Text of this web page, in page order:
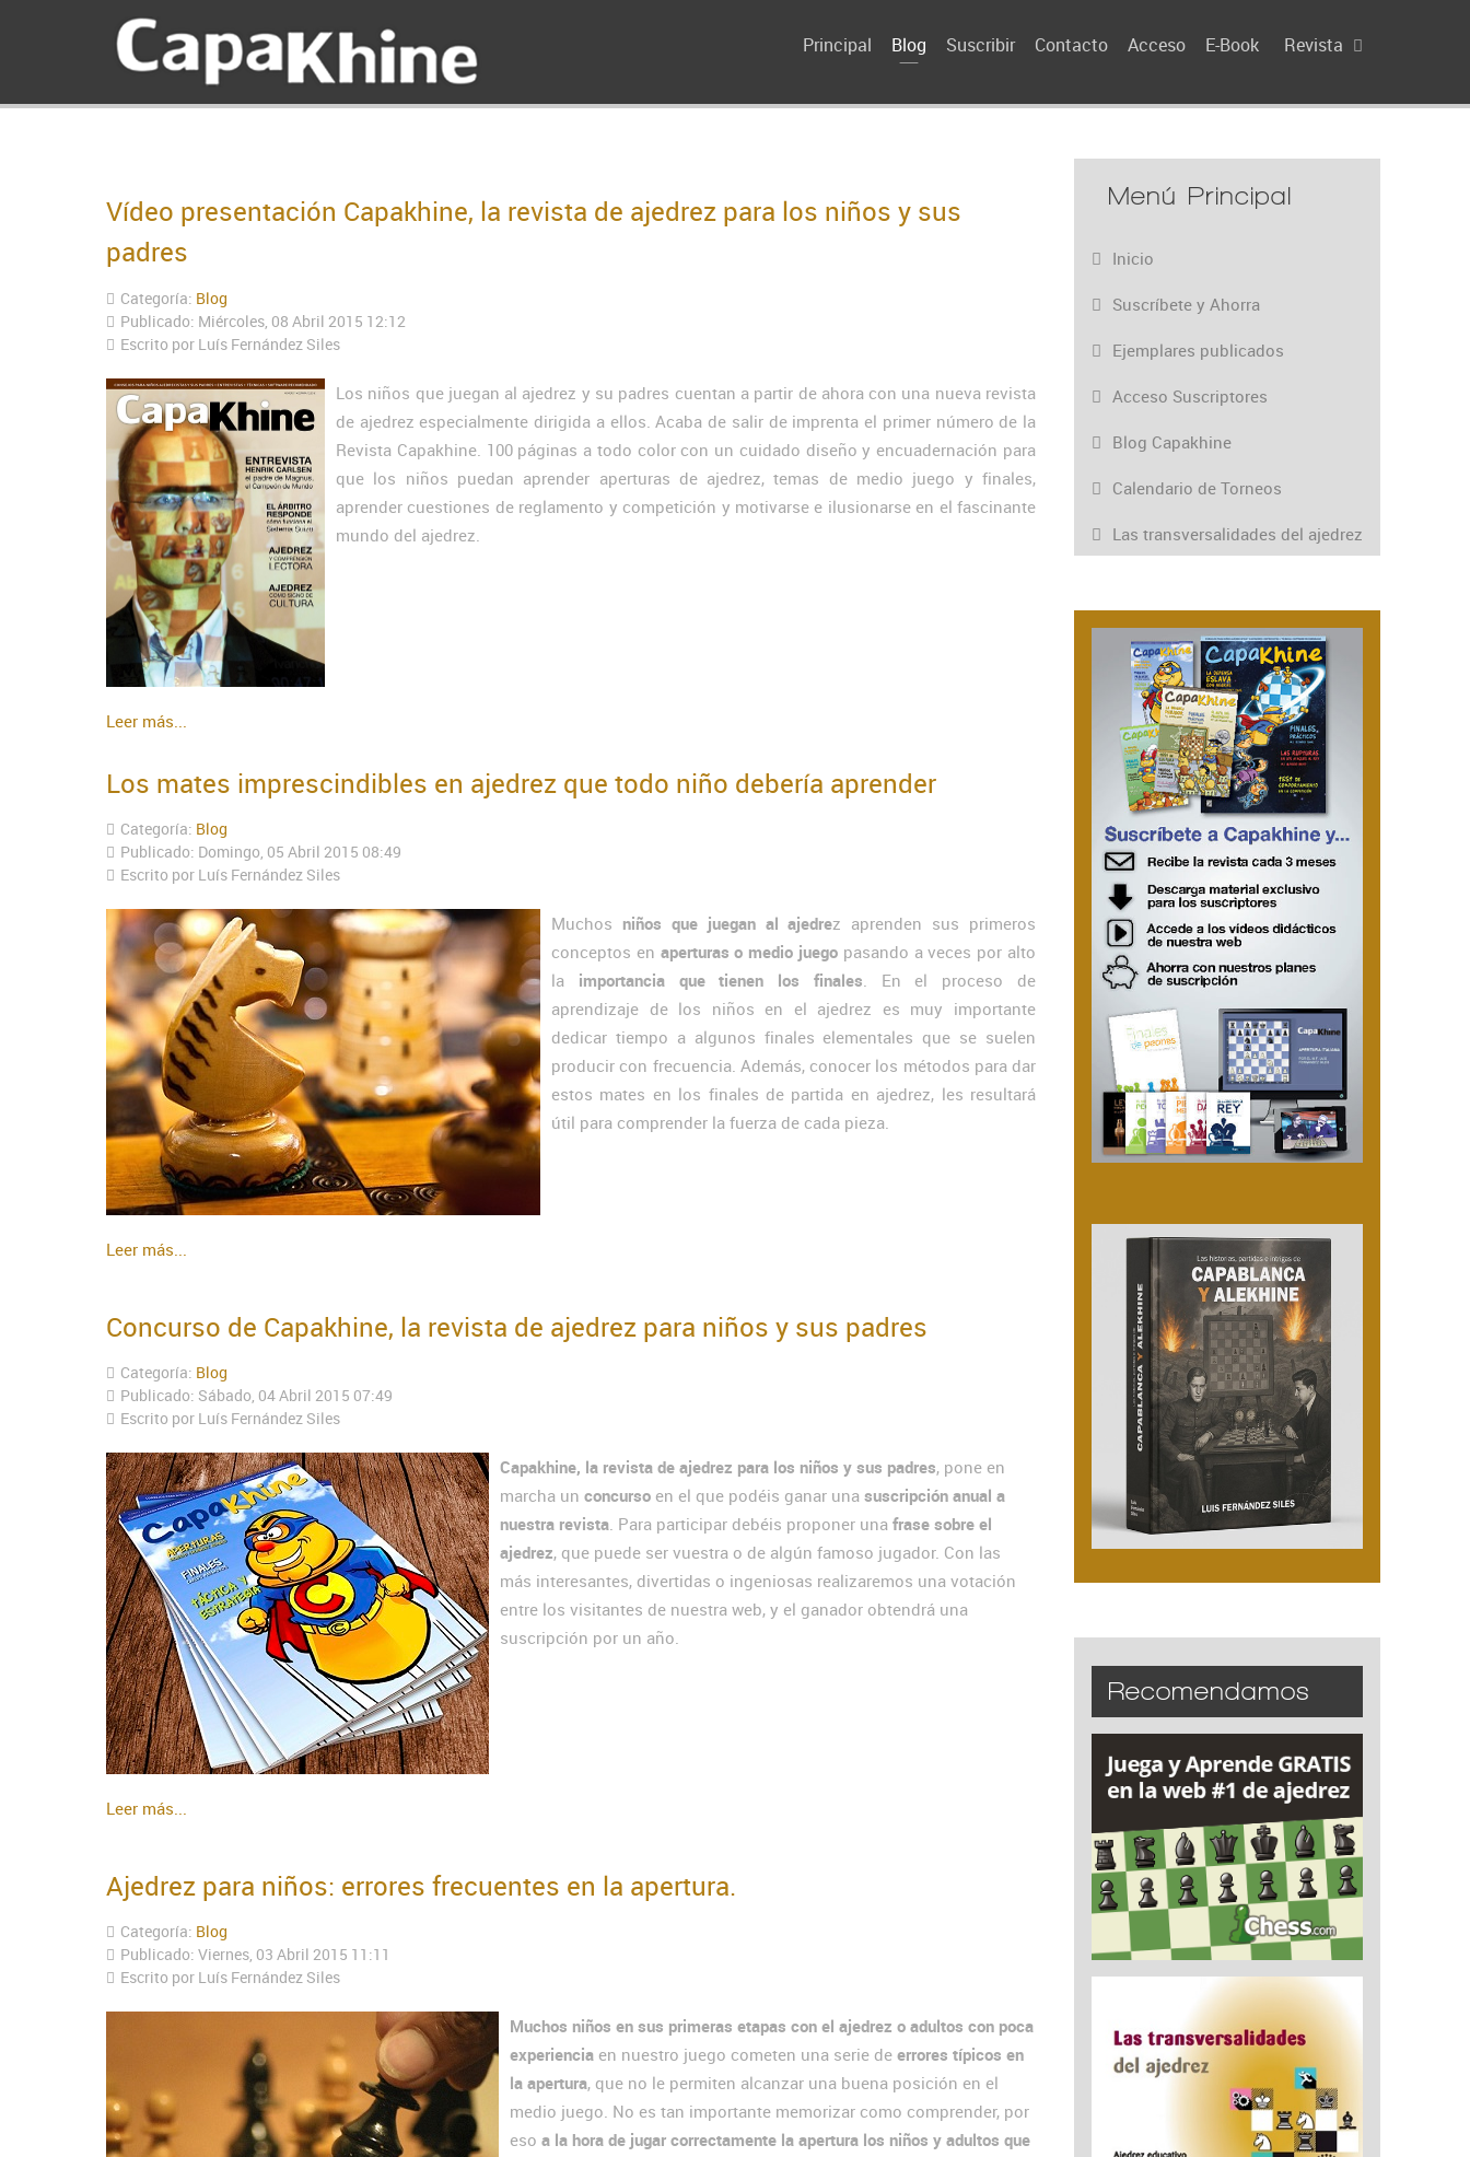
Principal Blog Suscribir Contacto Acceso E-Book Revista
Vídeo presentación Capakhine, la revista de ajedrez para los niños y sus
padres
Categoría: Blog
Publicado: Miércoles, 08 Abril 2015 12:12
Escrito por Luís Fernández Siles
Los niños que juegan al ajedrez y su padres cuentan a partir de ahora con una nueva revista
de ajedrez especialmente dirigida a ellos. Acaba de salir de imprenta el primer número de la
Revista Capakhine. 100 páginas a todo color con un cuidado diseño y encuadernación para
que los niños puedan aprender aperturas de ajedrez, temas de medio juego y finales,
aprender cuestiones de reglamento y competición y motivarse e ilusionarse en el fascinante
mundo del ajedrez.
Leer más...
Los mates imprescindibles en ajedrez que todo niño debería aprender
Categoría: Blog
Publicado: Domingo, 05 Abril 2015 08:49
Escrito por Luís Fernández Siles
Muchos niños que juegan al ajedrez aprenden sus primeros
conceptos en aperturas o medio juego pasando a veces por alto
la importancia que tienen los finales. En el proceso de
aprendizaje de los niños en el ajedrez es muy importante
dedicar tiempo a algunos finales elementales que se suelen
producir con frecuencia. Además, conocer los métodos para dar
estos mates en los finales de partida en ajedrez, les resultará
útil para comprender la fuerza de cada pieza.
Leer más...
Concurso de Capakhine, la revista de ajedrez para niños y sus padres
Categoría: Blog
Publicado: Sábado, 04 Abril 2015 07:49
Escrito por Luís Fernández Siles
Capakhine, la revista de ajedrez para los niños y sus padres, pone en
marcha un concurso en el que podéis ganar una suscripción anual a
nuestra revista. Para participar debéis proponer una frase sobre el
ajedrez, que puede ser vuestra o de algún famoso jugador. Con las
más interesantes, divertidas o ingeniosas realizaremos una votación
entre los visitantes de nuestra web, y el ganador obtendrá una
suscripción por un año.
Leer más...
Ajedrez para niños: errores frecuentes en la apertura.
Categoría: Blog
Publicado: Viernes, 03 Abril 2015 11:11
Escrito por Luís Fernández Siles
Muchos niños en sus primeras etapas con el ajedrez o adultos con poca
experiencia en nuestro juego cometen una serie de errores típicos en
la apertura, que no le permiten alcanzar una buena posición en el
medio juego. No es tan importante memorizar como comprender, por
eso a la hora de jugar correctamente la apertura los niños y adultos que
Menú Principal
Inicio
Suscríbete y Ahorra
Ejemplares publicados
Acceso Suscriptores
Blog Capakhine
Calendario de Torneos
Las transversalidades del ajedrez
Recomendamos